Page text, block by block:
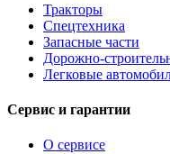
Тракторы
Спецтехника
Запасные части
Дорожно-
Легковые
Сервис и гарантии
О сервисе